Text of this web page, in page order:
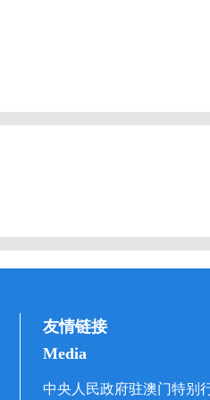
友情链接
Media
中央人民政府驻澳门特别